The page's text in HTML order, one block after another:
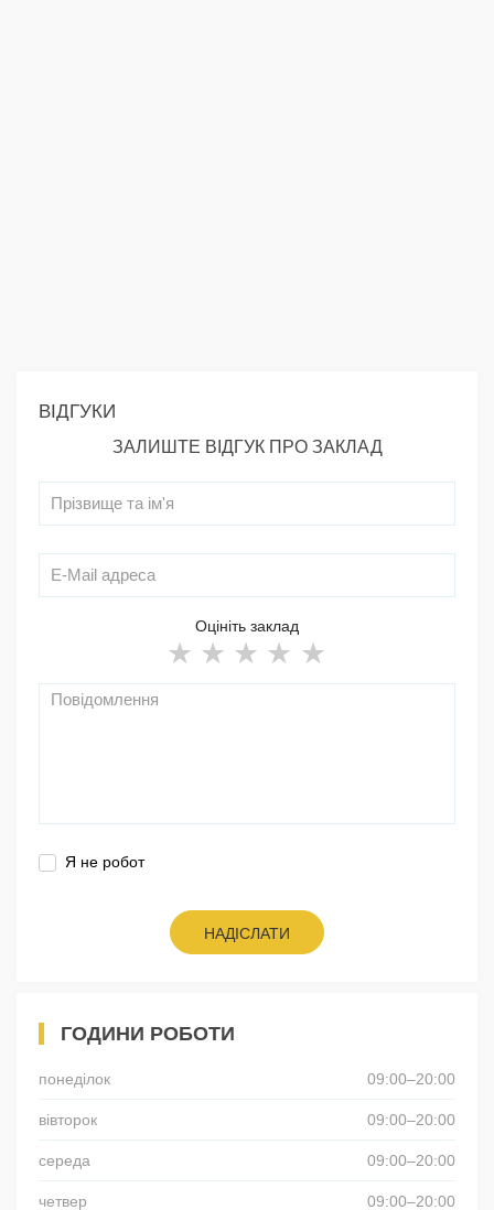
ВІДГУКИ
ЗАЛИШТЕ ВІДГУК ПРО ЗАКЛАД
Оцініть заклад
Я не робот
НАДІСЛАТИ
ГОДИНИ РОБОТИ
понеділок 09:00–20:00
вівторок 09:00–20:00
середа 09:00–20:00
четвер 09:00–20:00